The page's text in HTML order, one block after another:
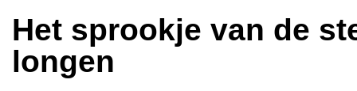
Het sprookje van de
longen